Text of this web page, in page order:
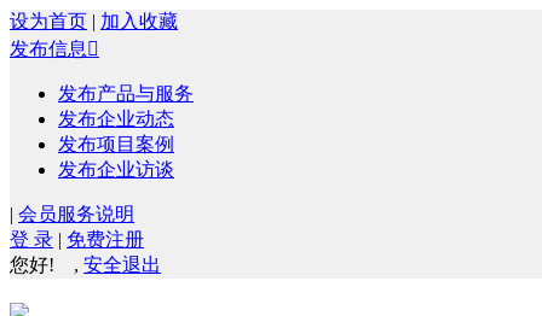
设为首页 | 加入收藏
发布信息 
发布产品与服务
发布企业动态
发布项目案例
发布企业访谈
| 会员服务说明
登 录 | 免费注册
您好!
, 安全退出